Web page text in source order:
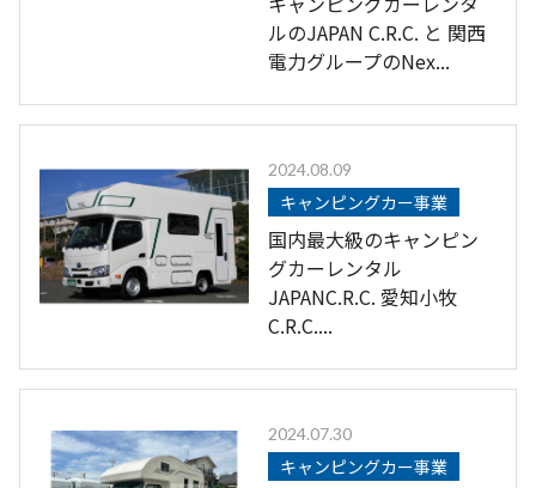
ルのJAPAN C.R.C. と 関西
電力グループのNex...
2024.08.09
キャンピングカー事業
国内最大級のキャンピン
グカーレンタル
JAPANC.R.C. 愛知小牧
C.R.C....
2024.07.30
キャンピングカー事業